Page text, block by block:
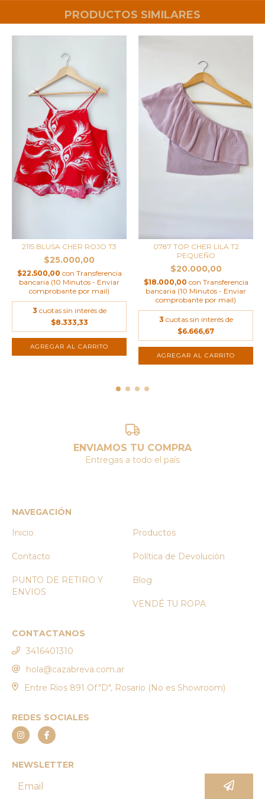
PRODUCTOS SIMILARES
2115 BLUSA CHER ROJO T3
$25.000,00
$22.500,00 con Transferencia
bancaria (10 Minutos - Enviar
comprobante por mail)
3 cuotas sin interés de
$8.333,33
0787 TOP CHER LILA T2
PEQUEÑO
$20.000,00
$18.000,00 con Transferencia
bancaria (10 Minutos - Enviar
comprobante por mail)
3 cuotas sin interés de
$6.666,67
ENVIAMOS TU COMPRA
Entregas a todo el país
NAVEGACIÓN
Inicio
Productos
Contacto Política de Devolución
PUNTO DE RETIRO Y
ENVIOS
Blog
VENDÉ TU ROPA
CONTACTANOS
3416401310
hola@cazabreva.com.ar
Entre Ríos 891 Of."D", Rosario (No es Showroom)
REDES SOCIALES
NEWSLETTER